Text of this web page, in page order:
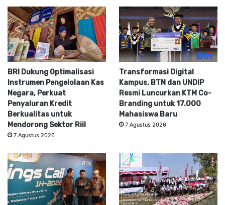
BRI Dukung Optimalisasi
Instrumen Pengelolaan Kas
Negara, Perkuat
Penyaluran Kredit
Berkualitas untuk
Mendorong Sektor Riil
7 Agustus 2026
Transformasi Digital
Kampus, BTN dan UNDIP
Resmi Luncurkan KTM Co-
Branding untuk 17.000
Mahasiswa Baru
7 Agustus 2026